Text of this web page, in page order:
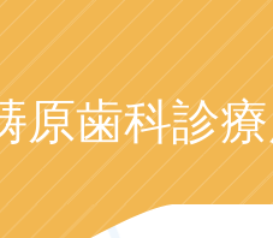
原歯科診